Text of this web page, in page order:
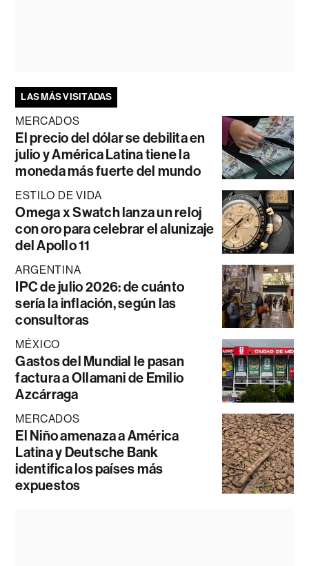
LAS MÁS VISITADAS
MERCADOS
El precio del dólar se debilita en
julio y América Latina tiene la
moneda más fuerte del mundo
ESTILO DE VIDA
Omega x Swatch lanza un reloj
con oro para celebrar el alunizaje
del Apollo 11
ARGENTINA
IPC de julio 2026: de cuánto
sería la inflación, según las
consultoras
MÉXICO
Gastos del Mundial le pasan
factura a Ollamani de Emilio
Azcárraga
MERCADOS
El Niño amenaza a América
Latina y Deutsche Bank
identifica los países más
expuestos